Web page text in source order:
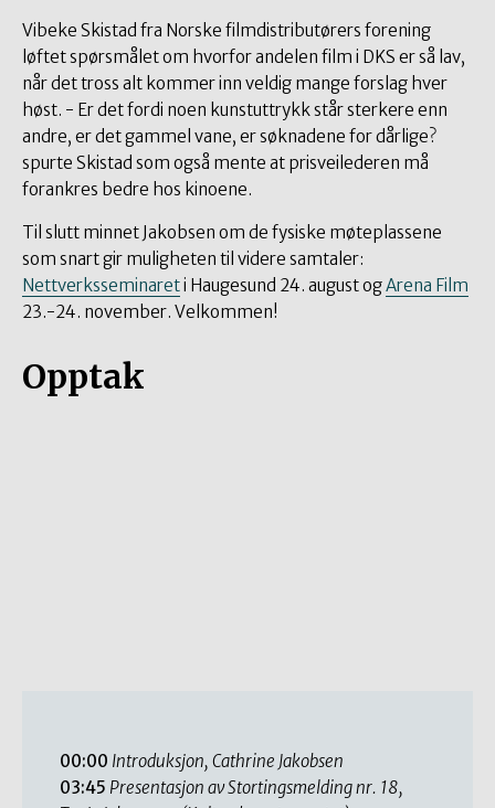
Vibeke Skistad fra Norske filmdistributørers forening
løftet spørsmålet om hvorfor andelen film i DKS er så lav,
når det tross alt kommer inn veldig mange forslag hver
høst. - Er det fordi noen kunstuttrykk står sterkere enn
andre, er det gammel vane, er søknadene for dårlige?
spurte Skistad som også mente at prisveilederen må
forankres bedre hos kinoene.
Til slutt minnet Jakobsen om de fysiske møteplassene
som snart gir muligheten til videre samtaler:
Nettverksseminareti Haugesund 24. august ogArena Film
23.-24. november. Velkommen!
Opptak
00:00 Introduksjon, Cathrine Jakobsen
03:45 Presentasjon av Stortingsmelding nr. 18,